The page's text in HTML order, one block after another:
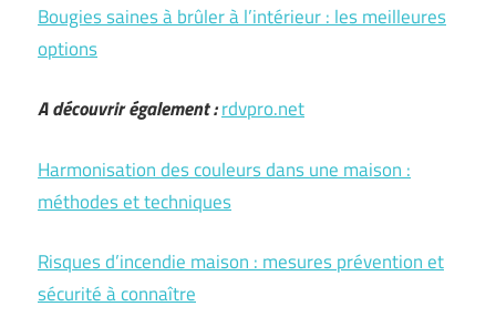
Bougies saines à brûler à l’intérieur : les meilleures
options
A découvrir également :rdvpro.net
Harmonisation des couleurs dans une maison :
méthodes et techniques
Risques d’incendie maison : mesures prévention et
sécurité à connaître